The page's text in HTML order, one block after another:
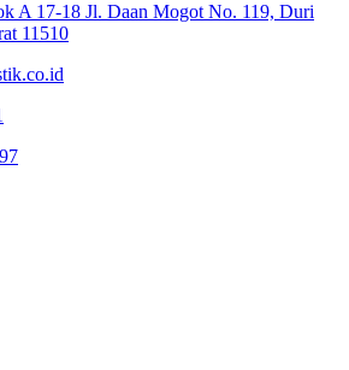
A 17-18 Jl. Daan Mogot No. 119, Duri
11510